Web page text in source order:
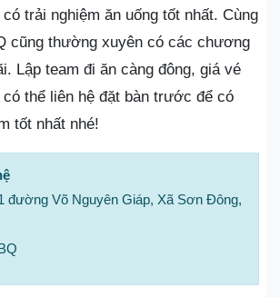
trải nghiệm ăn uống tốt nhất. Cùng
cũng thường xuyên có các chương
Lập team đi ăn càng đông, giá vé
thể liên hệ đặt bàn trước để có
tốt nhất nhé!
đường Võ Nguyên Giáp, Xã Sơn Đông,